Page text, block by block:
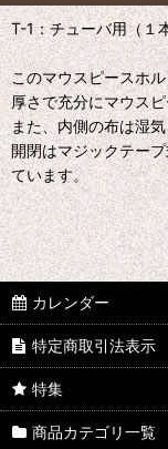
T-1：チューバ用（１
このマウスピースホ
厚さで充分にマウス
また、内側の布は湿
開閉はマジックテー
ています。
カレンダー
特定商取引法表示
特集
商品カテゴリ一覧